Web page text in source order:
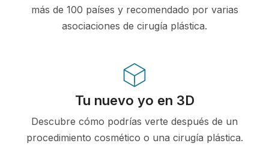
más de 100 países y recomendado por varias
asociaciones de cirugía plástica.
Tu nuevo yo en 3D
Descubre cómo podrías verte después de un
procedimiento cosmético o una cirugía plástica.